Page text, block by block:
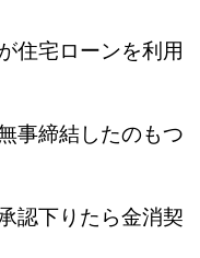
住宅ローンを利用
事締結したのもつ
認下りたら金消契